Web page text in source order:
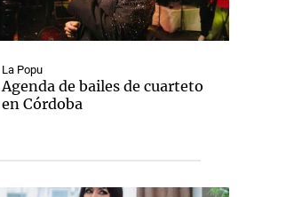
La Popu
Agenda de bailes de cuarteto
en Córdoba